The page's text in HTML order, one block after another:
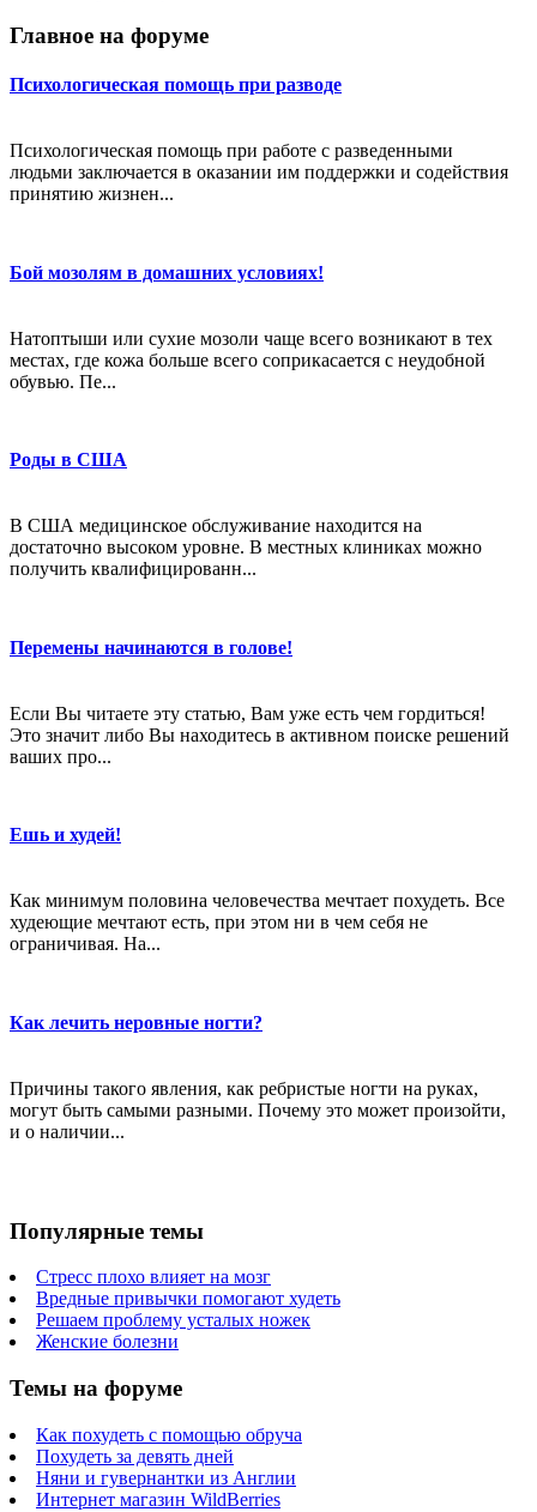
Главное на форуме
Психологическая помощь при разводе
Психологическая помощь при работе с разведенными
людьми заключается в оказании им поддержки и содействия
принятию жизнен...
Бой мозолям в домашних условиях!
Натоптыши или сухие мозоли чаще всего возникают в тех
местах, где кожа больше всего соприкасается с неудобной
обувью. Пе...
Роды в США
В США медицинское обслуживание находится на
достаточно высоком уровне. В местных клиниках можно
получить квалифицированн...
Перемены начинаются в голове!
Если Вы читаете эту статью, Вам уже есть чем гордиться!
Это значит либо Вы находитесь в активном поиске решений
ваших про...
Ешь и худей!
Как минимум половина человечества мечтает похудеть. Все
худеющие мечтают есть, при этом ни в чем себя не
ограничивая. На...
Как лечить неровные ногти?
Причины такого явления, как ребристые ногти на руках,
могут быть самыми разными. Почему это может произойти,
и о наличии...
Популярные темы
Стресс плохо влияет на мозг
Вредные привычки помогают худеть
Решаем проблему усталых ножек
Женские болезни
Темы на форуме
Как похудеть с помощью обруча
Похудеть за девять дней
Няни и гувернантки из Англии
Интернет магазин WildBerries